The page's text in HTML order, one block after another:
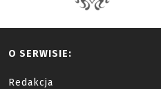
O SERWISIE:
Redakcja